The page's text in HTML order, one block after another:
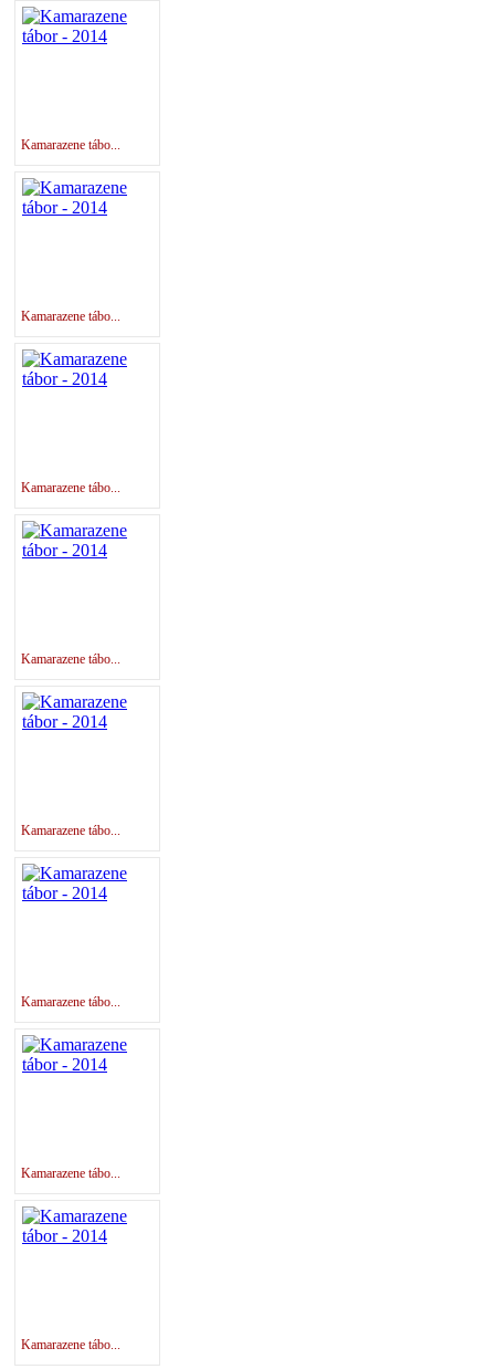
Kamarazene tábo...
Kamarazene tábo...
Kamarazene tábo...
Kamarazene tábo...
Kamarazene tábo...
Kamarazene tábo...
Kamarazene tábo...
Kamarazene tábo...